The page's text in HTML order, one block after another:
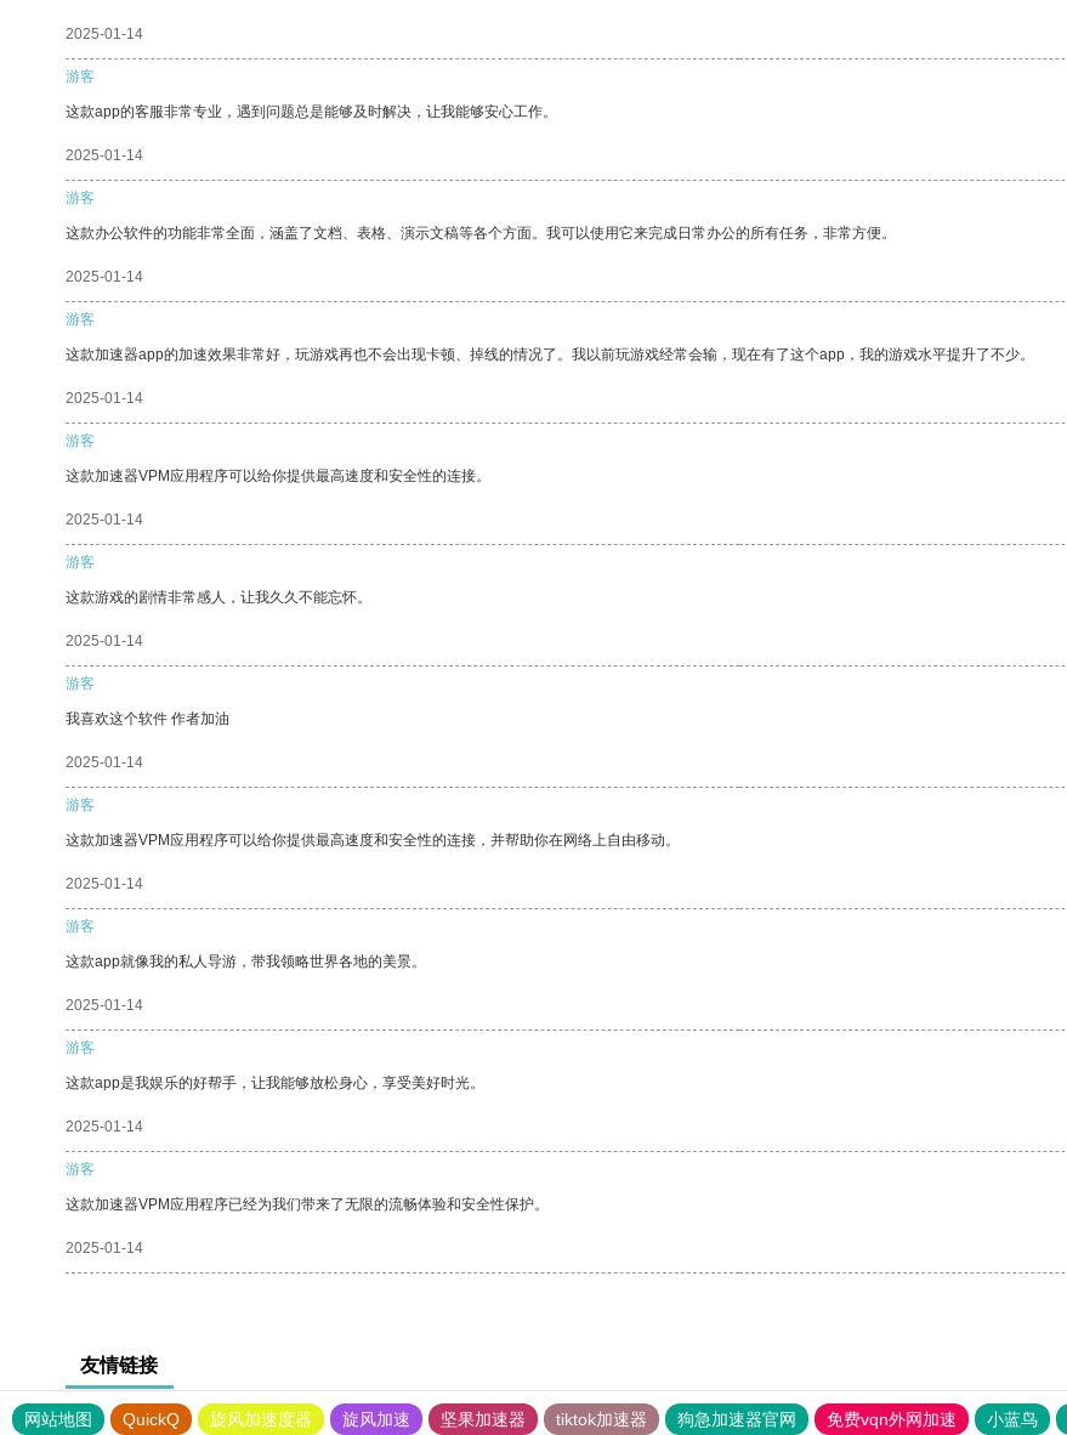
2025-01-14
游客
这款app的客服非常专业，遇到问题总是能够及时解决，让我能够安心工作。
2025-01-14
游客
这款办公软件的功能非常全面，涵盖了文档、表格、演示文稿等各个方面。我可以使用它来完成日常办公的所有任务，非常方便。
2025-01-14
游客
这款加速器app的加速效果非常好，玩游戏再也不会出现卡顿、掉线的情况了。我以前玩游戏经常会输，现在有了这个app，我的游戏水平提升了不少。
2025-01-14
游客
这款加速器VPM应用程序可以给你提供最高速度和安全性的连接。
2025-01-14
游客
这款游戏的剧情非常感人，让我久久不能忘怀。
2025-01-14
游客
我喜欢这个软件 作者加油
2025-01-14
游客
这款加速器VPM应用程序可以给你提供最高速度和安全性的连接，并帮助你在网络上自由移动。
2025-01-14
游客
这款app就像我的私人导游，带我领略世界各地的美景。
2025-01-14
游客
这款app是我娱乐的好帮手，让我能够放松身心，享受美好时光。
2025-01-14
游客
这款加速器VPM应用程序已经为我们带来了无限的流畅体验和安全性保护。
2025-01-14
友情链接
网站地图 QuickQ 旋风加速度器 旋风加速 坚果加速器 tiktok加速器 狗急加速器官网 免费vqn外网加速 小蓝鸟